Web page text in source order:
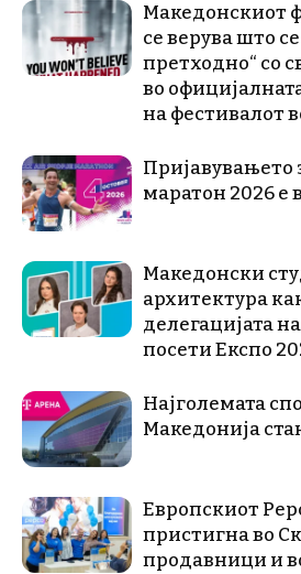
Македонскиот
се верува што
претходно“ со
во
на фестивалот
Пријавувањето
маратон 2026 е
Македонски
архитектура
делегацијата
посети Експо
Најголемата
Македонија
Европскиот
пристигна во
продавници и